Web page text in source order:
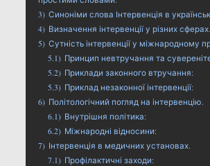
3) Синоніми слова Інтервенція в
4) Визначення інтервенції у різних сферах.
5) Сутність інтервенції у міжнародному
5.1) Принцип невтручання та
5.2) Приклади законного втручання:
5.3) Приклад незаконної інтервенції:
6) Політологічний погляд на інтервенцію.
6.1) Внутрішня політика:
6.2) Міжнародні відносини:
7) Інтервенція в медичних установах.
7.1) Профілактичні заходи: